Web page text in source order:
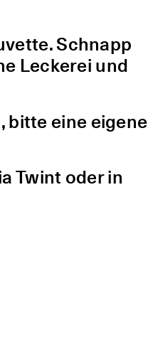
Schnapp
Leckerei und
bitte eine eigene
Twint oder in